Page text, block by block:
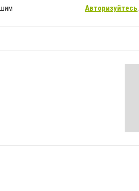
Авторизуйтесь